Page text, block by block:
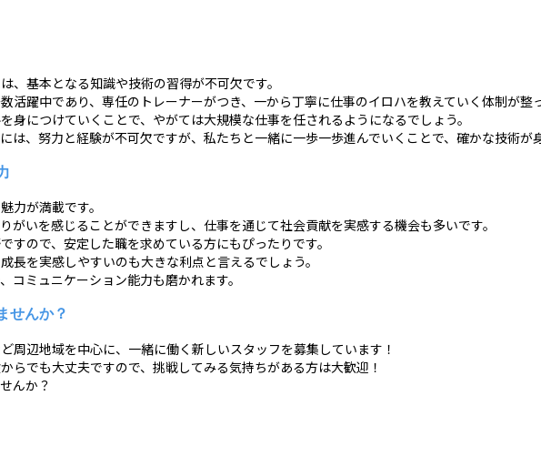
基本となる知識や技術の習得が不可欠です。
躍中であり、専任のトレーナーがつき、一から丁寧に仕事のイロハを教えていく体制が整っ
身につけていくことで、やがては大規模な仕事を任されるようになるでしょう。
は、努力と経験が不可欠ですが、私たちと一緒に一歩一歩進んでいくことで、確かな技術が
力が満載です。
がいを感じることができますし、仕事を通じて社会貢献を実感する機会も多いです。
ので、安定した職を求めている方にもぴったりです。
長を実感しやすいのも大きな利点と言えるでしょう。
ミュニケーション能力も磨かれます。
せんか？
周辺地域を中心に、一緒に働く新しいスタッフを募集しています！
らでも大丈夫ですので、挑戦してみる気持ちがある方は大歓迎！
んか？